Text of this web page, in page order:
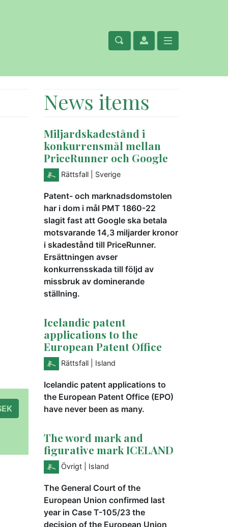
SEK
News items
Miljardskadestånd i
konkurrensmål mellan
PriceRunner och Google
Rättsfall | Sverige
Patent- och marknadsdomstolen
har i dom i mål PMT 1860-22
slagit fast att Google ska betala
motsvarande 14,3 miljarder kronor
i skadestånd till PriceRunner.
Ersättningen avser
konkurrensskada till följd av
missbruk av dominerande
ställning.
Icelandic patent
applications to the
European Patent Office
Rättsfall | Island
Icelandic patent applications to
the European Patent Office (EPO)
have never been as many.
The word mark and
figurative mark ICELAND
Övrigt | Island
The General Court of the
European Union confirmed last
year in Case T-105/23 the
decision of the European Union